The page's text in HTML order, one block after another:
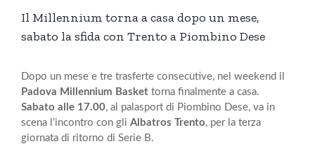
Il Millennium torna a casa dopo un mese,
sabato la sfida con Trento a Piombino Dese
Dopo un mese e tre trasferte consecutive, nel weekend il
Padova Millennium Basket torna finalmente a casa.
Sabato alle 17.00, al palasport di Piombino Dese, va in
scena l’incontro con gli Albatros Trento, per la terza
giornata di ritorno di Serie B.